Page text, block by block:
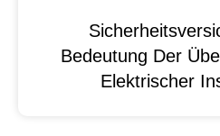
Bedeutung Der
Elektrischer